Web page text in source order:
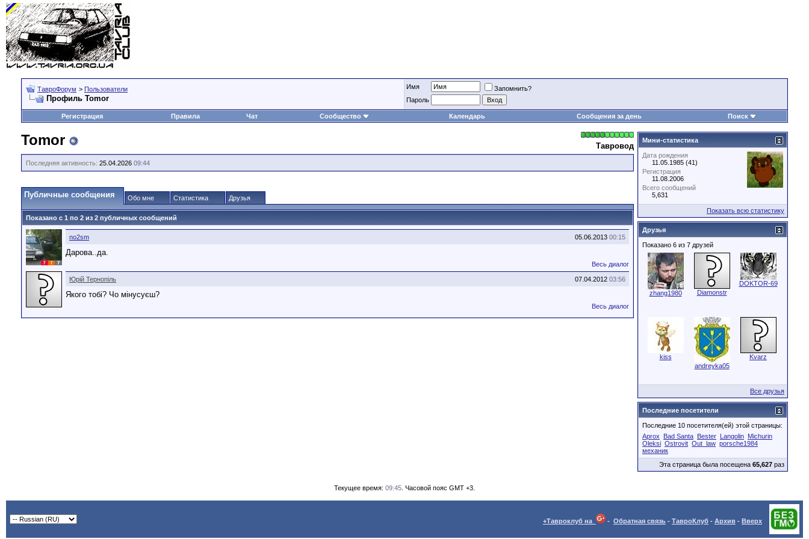
ТавроФорум > Пользователи
Профиль Tomor
Имя
Запомнить?
Пароль
Регистрация Правила Чат Сообщество Календарь Сообщения за день Поиск
Тавровод
Tomor
Последняя активность: 25.04.2026 09:44
Публичные сообщения Обо мне Статистика Друзья
Показано с 1 по 2 из 2 публичных сообщений
05.06.2013 00:15
no2sm
Дарова..да.
Весь диалог
07.04.2012 03:56
Юрій Тернопіль
Якого тобі? Чо мінусуєш?
Весь диалог
Мини-статистика
Дата рождения
11.05.1985 (41)
Регистрация
11.08.2006
Всего сообщений
5,631
Показать всю статистику
Друзья
Показано 6 из 7 друзей
zhang1980 Diamonstr
DOKTOR-69
kiss
andreyka05
Kvarz
Все друзья
Последние посетители
Последние 10 посетителя(ей) этой страницы:
Aprox
Bad Santa Bester Langolin Michurin
Oleksi Ostrovit Out_law porsche1984
механик
Эта страница была посещена 65,627 раз
Текущее время: 09:45 . Часовой пояс GMT +3.
+Тавроклуб на - Обратная связь - ТавроКлуб - Архив - Вверх